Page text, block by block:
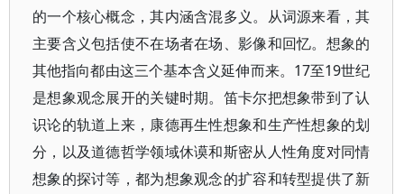
的一个核心概念，其内涵含混多义。从词源来看，其
主要含义包括使不在场者在场、影像和回忆。想象的
其他指向都由这三个基本含义延伸而来。17至19世纪
是想象观念展开的关键时期。笛卡尔把想象带到了认
识论的轨道上来，康德再生性想象和生产性想象的划
分，以及道德哲学领域休谟和斯密从人性角度对同情
想象的探讨等，都为想象观念的扩容和转型提供了新